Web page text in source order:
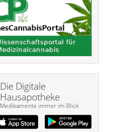
Die Digitale
Hausapotheke
Medikamente immer im Blick